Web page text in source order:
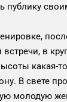
публику
в
какая-
В свете
молодую